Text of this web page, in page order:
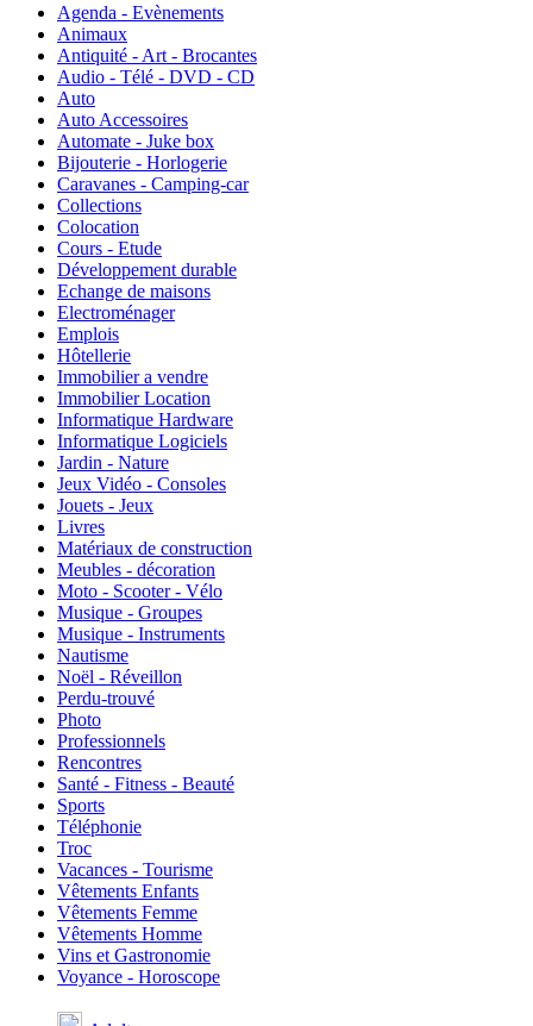
Agenda - Evènements
Animaux
Antiquité - Art - Brocantes
Audio - Télé - DVD - CD
Auto
Auto Accessoires
Automate - Juke box
Bijouterie - Horlogerie
Caravanes - Camping-car
Collections
Colocation
Cours - Etude
Développement durable
Echange de maisons
Electroménager
Emplois
Hôtellerie
Immobilier a vendre
Immobilier Location
Informatique Hardware
Informatique Logiciels
Jardin - Nature
Jeux Vidéo - Consoles
Jouets - Jeux
Livres
Matériaux de construction
Meubles - décoration
Moto - Scooter - Vélo
Musique - Groupes
Musique - Instruments
Nautisme
Noël - Réveillon
Perdu-trouvé
Photo
Professionnels
Rencontres
Santé - Fitness - Beauté
Sports
Téléphonie
Troc
Vacances - Tourisme
Vêtements Enfants
Vêtements Femme
Vêtements Homme
Vins et Gastronomie
Voyance - Horoscope